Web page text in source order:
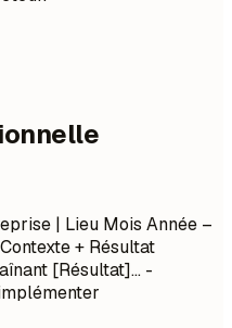
| Lieu Mois Année –
+ Résultat
[Résultat]... -